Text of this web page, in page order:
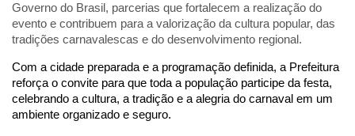
Governo do Brasil, parcerias que fortalecem a realização do
evento e contribuem para a valorização da cultura popular, das
tradições carnavalescas e do desenvolvimento regional.
Com a cidade preparada e a programação definida, a Prefeitura
reforça o convite para que toda a população participe da festa,
celebrando a cultura, a tradição e a alegria do carnaval em um
ambiente organizado e seguro.